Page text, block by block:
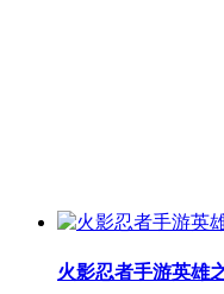
火影忍者手游英雄